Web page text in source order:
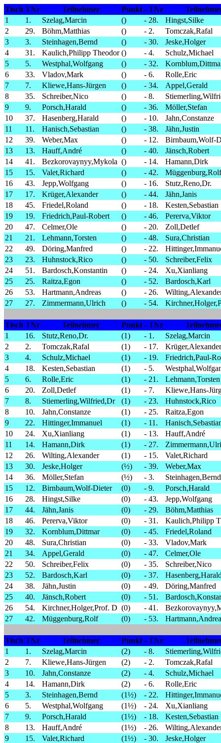
Tisch TNr Teilnehmer Punkt - TNr
1
1. Szelag,Marcin () - 28.
Hingst,Silke
2
29. Böhm,Matthias () - 2.
Tomczak,Rafal
3
3. Steinhagen,Bernd () - 30.
Jeske,Holger
4
31. Kaulich,Philipp Theodor () - 4.
Schulz,Michael
5
5. Westphal,Wolfgang () - 32.
6
33. Vladov,Mark () - 6.
Rolle,Eric
7
7. Kliewe,Hans-Jürgen () - 34.
Appel,Gerald
8
35. Schreiber,Nico () - 8.
9
9. Porsch,Harald () - 36.
Möller,Stefan
10
37. Hasenberg,Harald () - 10.
Jahn,Constanze
11
11. Hanisch,Sebastian () - 38.
Jähn,Justin
12
39. Weber,Max () - 12.
Birnbaum,Wolf-
13
13. Hauff,André () - 40.
Jänsch,Robert
14
41. Bezkorovaynyy,Mykola () - 14.
Hamann,Dirk
15
15. Valet,Richard () - 42.
Müggenburg,Rolf
16
43. Jepp,Wolfgang () - 16.
Stutz,Reno,Dr.
17
17. Krüger,Alexander () - 44.
Jähn,Janis
18
45. Friedel,Roland () - 18.
Kesten,Sebastian
19
19. Friedrich,Paul-Robert () - 46.
Pererva,Viktor
20
47. Celmer,Ole () - 20.
Zoll,Detlef
21
21. Lehmann,Torsten () - 48.
Sura,Christian
22
49. Döring,Manfred () - 22.
23
23. Huhnstock,Rico () - 50.
Schreiber,Felix
24
51. Bardosch,Konstantin () - 24.
Xu,Xianliang
25
25. Raitza,Egon () - 52.
Bardosch,Karl
26
53. Hartmann,Andreas () - 26.
27
27. Zimmermann,Ulrich () - 54.
Tisch TNr Teilnehmer Punkt - TNr
1
16. Stutz,Reno,Dr. (1) - 1.
Szelag,Marcin
2
2. Tomczak,Rafal (1) - 17.
Krüger,Alexander
3
4. Schulz,Michael (1) - 19.
Friedrich,Paul-
4
18. Kesten,Sebastian (1) - 5.
5
6. Rolle,Eric (1) - 21.
Lehmann,Torsten
6
20. Zoll,Detlef (1) - 7.
Kliewe,Hans-
7
8. Stiemerling,Wilfried,Dr (1) - 23.
Huhnstock,Rico
8
10. Jahn,Constanze (1) - 25.
Raitza,Egon
9
22. Hittinger,Immanuel (1) - 11.
10
24. Xu,Xianliang (1) - 13.
Hauff,André
11
14. Hamann,Dirk (1) - 27.
12
26. Wilting,Alexander (1) - 15.
Valet,Richard
13
30. Jeske,Holger (½) - 39.
Weber,Max
14
36. Möller,Stefan (½) - 3.
Steinhagen,Bernd
15
12. Birnbaum,Wolf-Dieter (0) - 9.
Porsch,Harald
16
28. Hingst,Silke (0) - 43.
Jepp,Wolfgang
17
44. Jähn,Janis (0) - 29.
Böhm,Matthias
18
46. Pererva,Viktor (0) - 31.
Kaulich,Philipp
19
32. Kornblum,Dittmar (0) - 45.
Friedel,Roland
20
48. Sura,Christian (0) - 33.
Vladov,Mark
21
34. Appel,Gerald (0) - 47.
Celmer,Ole
22
50. Schreiber,Felix (0) - 35.
Schreiber,Nico
23
52. Bardosch,Karl (0) - 37.
24
38. Jähn,Justin (0) - 49.
Döring,Manfred
25
40. Jänsch,Robert (0) - 51.
26
54. Kirchner,Holger,Prof. D (0) - 41.
27
42. Müggenburg,Rolf (0) - 53.
Tisch TNr Teilnehmer Punkt - TNr
1
1. Szelag,Marcin (2) - 8.
2
7. Kliewe,Hans-Jürgen (2) - 2.
Tomczak,Rafal
3
10. Jahn,Constanze (2) - 4.
Schulz,Michael
4
14. Hamann,Dirk (2) - 6.
Rolle,Eric
5
3. Steinhagen,Bernd (1½) - 22.
6
5. Westphal,Wolfgang (1½) - 24.
Xu,Xianliang
7
9. Porsch,Harald (1½) - 18.
Kesten,Sebastian
8
13. Hauff,André (1½) - 26.
9
15. Valet,Richard (1½) - 30.
Jeske,Holger